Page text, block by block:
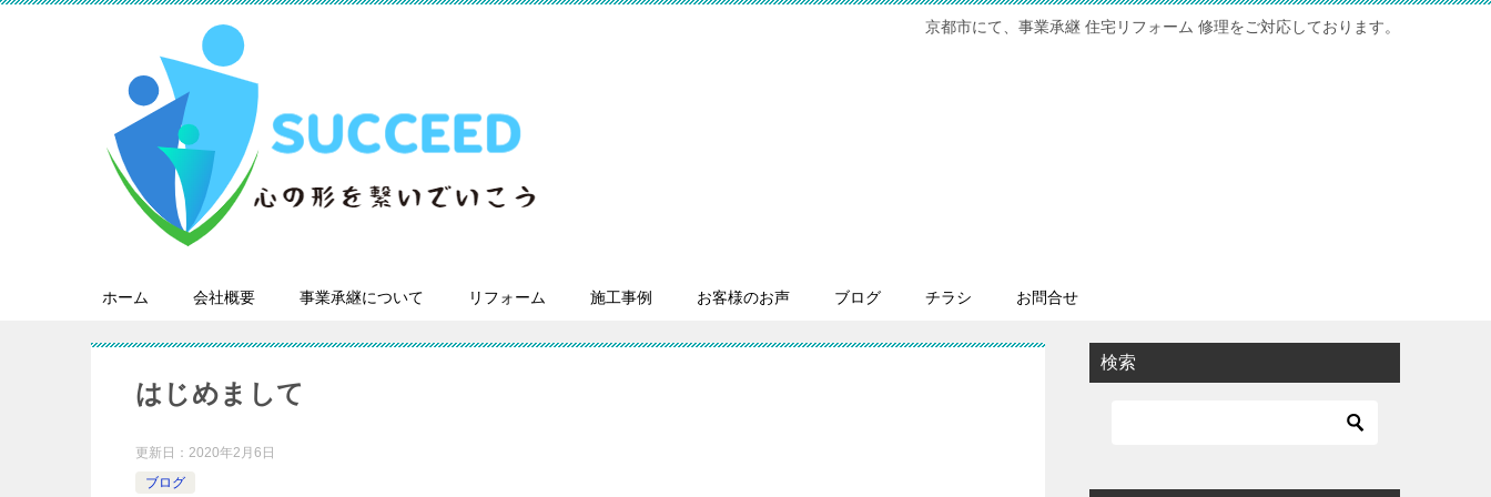
京都市にて、事業承継 住宅リフォーム 修理をご対応しております。
ホーム 会社概要 事業承継について リフォーム 施工事例 お客様のお声 ブログ チラシ お問合せ
はじめまして
更新日： 2020年2月6日
ブログ
検索